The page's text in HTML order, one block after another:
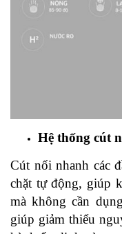
Hệ thống cút
Cút nối nhanh các
chặt tự động, giúp
mà không cần
giúp giảm thiểu